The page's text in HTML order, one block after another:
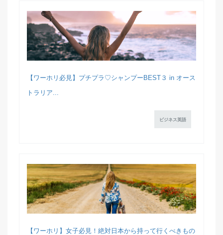
【ワーホリ必見】プチプラ♡シャンプーBEST３ in オース
トラリア...
ビジネス英語
【ワーホリ】女子必見！絶対日本から持って行くべきもの